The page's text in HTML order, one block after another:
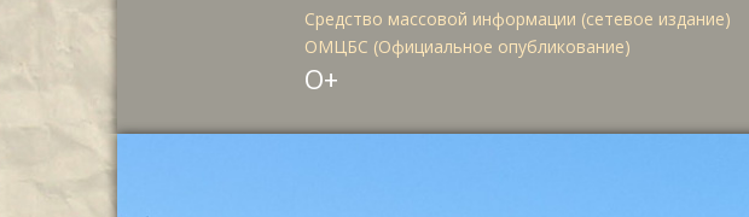
Средство массовой информации (сетевое издание)
ОМЦБС (Официальное опубликование)
О+